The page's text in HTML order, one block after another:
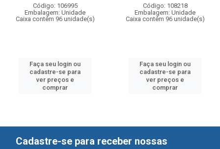
Código: 106995
Embalagem: Unidade
Caixa contém 96 unidade(s)
Faça seu login ou
cadastre-se para
ver preços e
comprar
Código: 108218
Embalagem: Unidade
Caixa contém 96 unidade(s)
Faça seu login ou
cadastre-se para
ver preços e
comprar
Cadastre-se para receber nossas